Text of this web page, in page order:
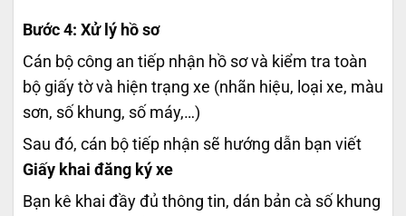
Bước 4: Xử lý hồ sơ
Cán bộ công an tiếp nhận hồ sơ và kiểm tra toàn
bộ giấy tờ và hiện trạng xe (nhãn hiệu, loại xe, màu
sơn, số khung, số máy,…)
Sau đó, cán bộ tiếp nhận sẽ hướng dẫn bạn viết
Giấy khai đăng ký xe
Bạn kê khai đầy đủ thông tin, dán bản cà số khung